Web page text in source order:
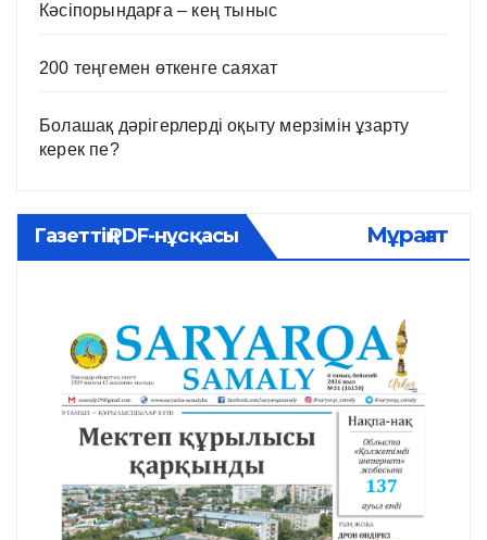
Кәсіпорындарға – кең тыныс
200 теңгемен өткенге саяхат
Болашақ дәрігерлерді оқыту мерзімін ұзарту
керек пе?
Газеттің PDF-нұсқасы Мұрағат